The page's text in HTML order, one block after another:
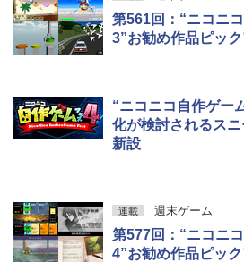
第561回：“ニコニ
3”お勧め作品ピック
“ニコニコ自作ゲー
化が検討されるス
新設
連載 週末ゲーム
第577回：“ニコニ
4”お勧め作品ピッ